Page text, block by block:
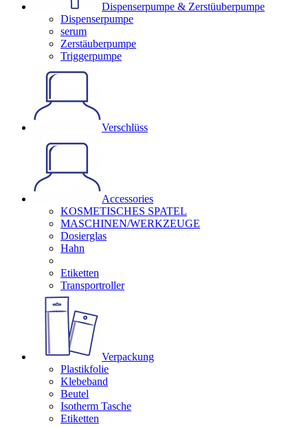
Dispenserpumpe & Zerstüuberpumpe
Dispenserpumpe
serum
Zerstäuberpumpe
Triggerpumpe
Verschlüss
Accessories
KOSMETISCHES SPATEL
MASCHINEN/WERKZEUGE
Dosierglas
Hahn
Etiketten
Transportroller
Verpackung
Plastikfolie
Klebeband
Beutel
Isotherm Tasche
Etiketten